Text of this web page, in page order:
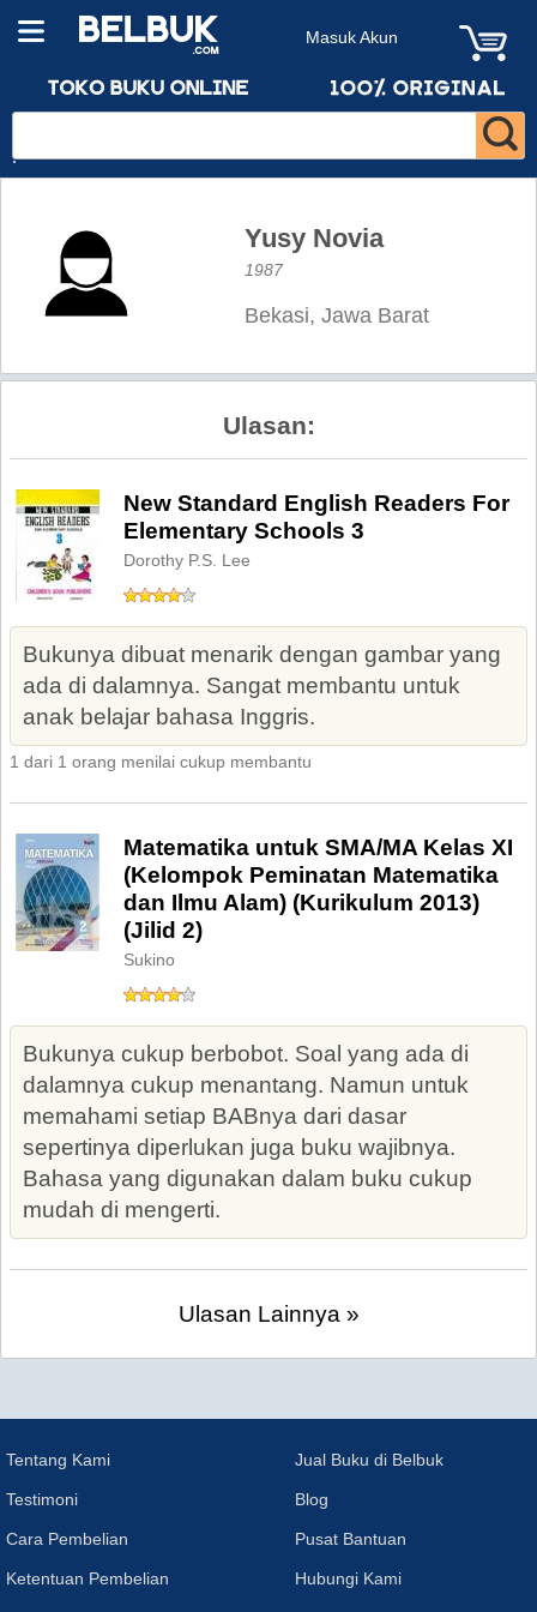
Masuk Akun
Yusy Novia
1987
Bekasi, Jawa Barat
Ulasan:
New Standard English Readers For
Elementary Schools 3
Dorothy P.S. Lee
Bukunya dibuat menarik dengan gambar yang
ada di dalamnya. Sangat membantu untuk
anak belajar bahasa Inggris.
1 dari 1 orang menilai cukup membantu
Matematika untuk SMA/MA Kelas XI
(Kelompok Peminatan Matematika
dan Ilmu Alam) (Kurikulum 2013)
(Jilid 2)
Sukino
Bukunya cukup berbobot. Soal yang ada di
dalamnya cukup menantang. Namun untuk
memahami setiap BABnya dari dasar
sepertinya diperlukan juga buku wajibnya.
Bahasa yang digunakan dalam buku cukup
mudah di mengerti.
Ulasan Lainnya »
Tentang Kami
Testimoni
Cara Pembelian
Ketentuan Pembelian
Jual Buku di Belbuk
Blog
Pusat Bantuan
Hubungi Kami